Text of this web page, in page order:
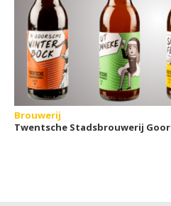
Brouwerij
Twentsche Stadsbrouwerij Goor